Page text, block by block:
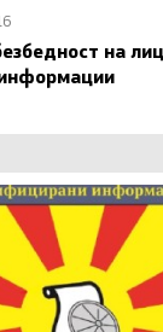
на